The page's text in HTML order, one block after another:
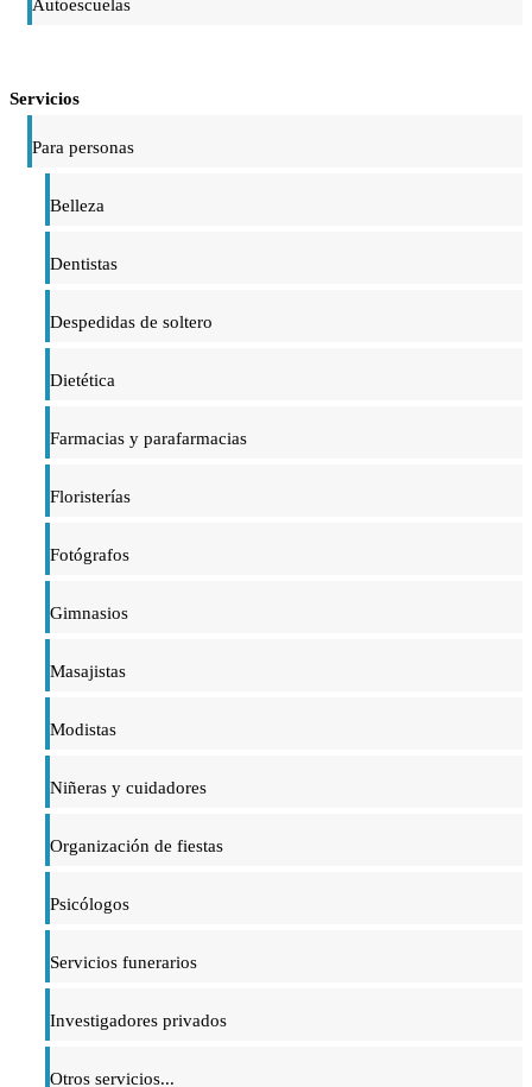
Autoescuelas
Servicios
Para personas
Belleza
Dentistas
Despedidas de soltero
Dietética
Farmacias y parafarmacias
Floristerías
Fotógrafos
Gimnasios
Masajistas
Modistas
Niñeras y cuidadores
Organización de fiestas
Psicólogos
Servicios funerarios
Investigadores privados
Otros servicios...